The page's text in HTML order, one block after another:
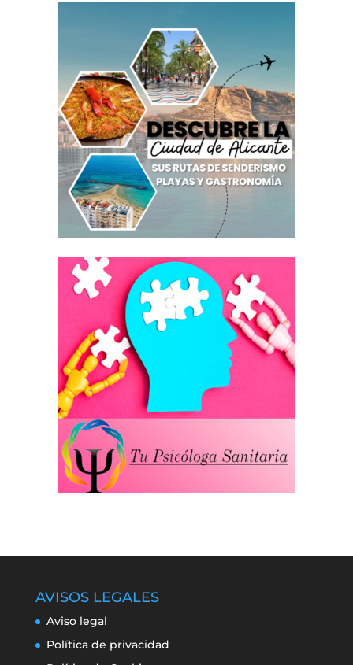
AVISOS LEGALES
Aviso legal
Política de privacidad